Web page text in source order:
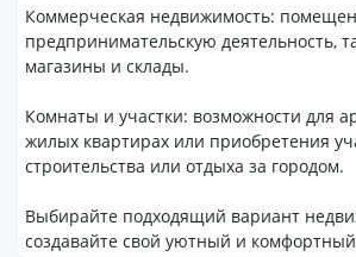
Коммерческая недвижимость:
предпринимательскую деятельность,
магазины и склады.
Комнаты и участки: возможности для
жилых квартирах или приобретения
строительства или отдыха за городом.
Выбирайте подходящий вариант
создавайте свой уютный и